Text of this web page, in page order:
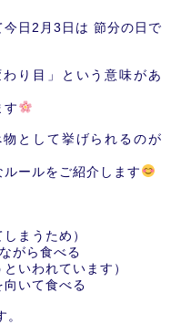
日2月3日は 節分の日で
り目」という意味があ
す
として挙げられるのが
ールをご紹介します
まうため）
がら食べる
いわれています）
いて食べる